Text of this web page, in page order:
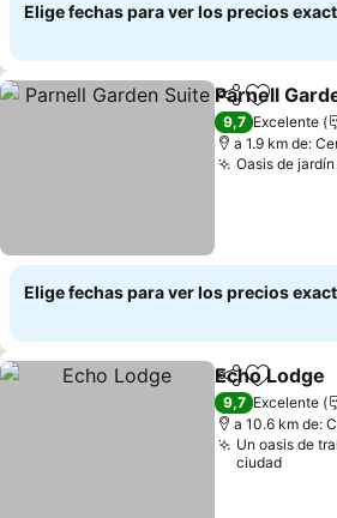
Elige fechas para ver los precios
Compartir
Agregar
Parnell
9,7 Excelente
a 1.9 km de:
Oasis de
Elige fechas para ver los precios
Compartir
Agregar
Echo Lodge
9,7 Excelente
a 10.6 km de:
Un oasis de
ciudad